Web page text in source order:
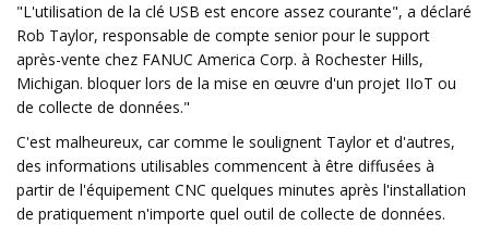
"L'utilisation de la clé USB est encore assez courante", a déclaré
Rob Taylor, responsable de compte senior pour le support
après-vente chez FANUC America Corp. à Rochester Hills,
Michigan. bloquer lors de la mise en œuvre d'un projet IIoT ou
de collecte de données."
C'est malheureux, car comme le soulignent Taylor et d'autres,
des informations utilisables commencent à être diffusées à
partir de l'équipement CNC quelques minutes après l'installation
de pratiquement n'importe quel outil de collecte de données.